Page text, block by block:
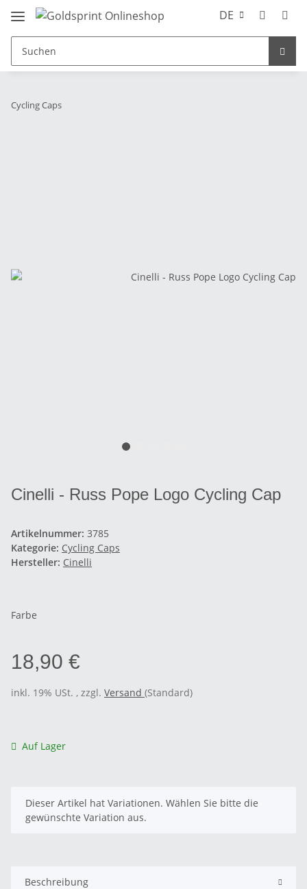
DE
Cycling Caps
Cinelli - Russ Pope Logo Cycling Cap
Artikelnummer: 3785
Kategorie: Cycling Caps
Hersteller: Cinelli
Farbe
18,90 €
inkl. 19% USt. , zzgl. Versand (Standard)
Auf Lager
x
Dieser Artikel hat Variationen. Wählen Sie bitte die
gewünschte Variation aus.
Beschreibung